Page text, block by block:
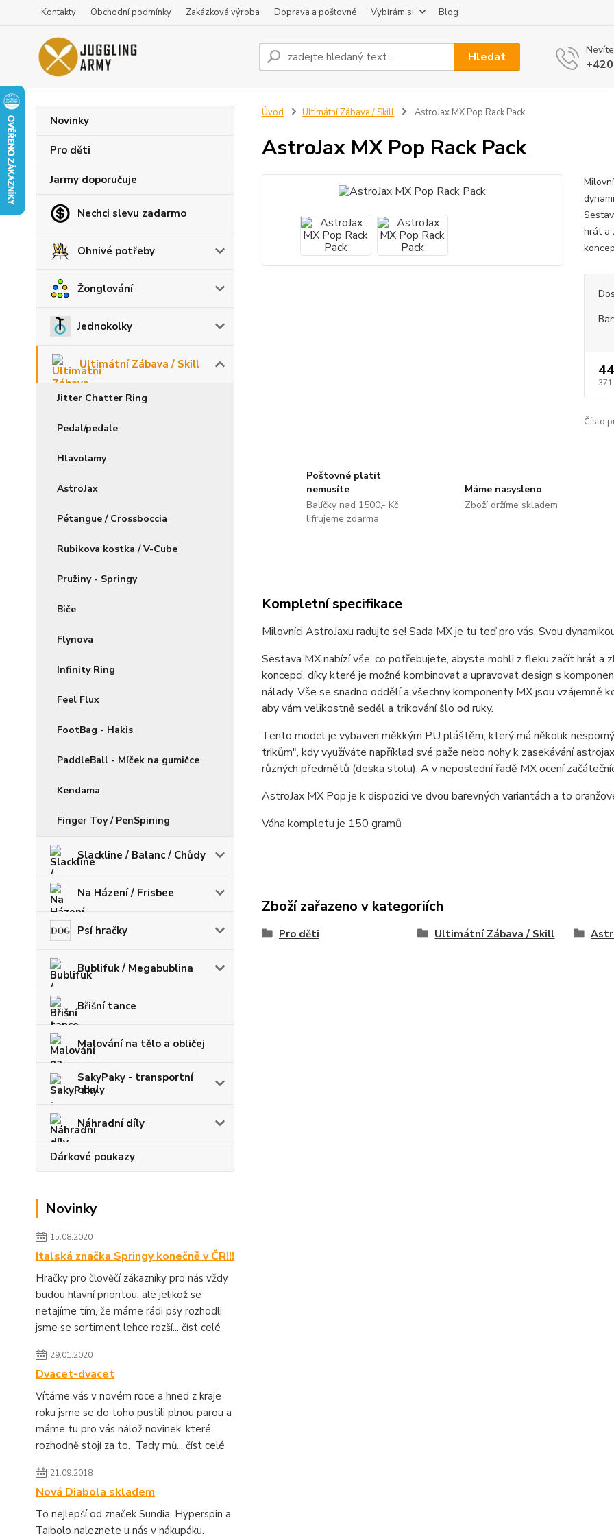
Kontakty Obchodní podmínky Zakázková výroba Doprava a poštovné Vybírám si Blog
Hledat
Novinky
Pro děti
Jarmy doporučuje
Nechci slevu zadarmo
Ohnivé potřeby
Žonglování
Jednokolky
Ultimátní Zábava / Skill
Jitter Chatter Ring
Pedal/pedale
Hlavolamy
AstroJax
Pétangue / Crossboccia
Rubikova kostka / V-Cube
Pružiny - Springy
Biče
Flynova
Infinity Ring
Feel Flux
FootBag - Hakis
PaddleBall - Míček na gumičce
Kendama
Finger Toy / PenSpining
Slackline / Balanc / Chůdy
Na Házení / Frisbee
Psí hračky
Bublifuk / Megabublina
Břišní tance
Malování na tělo a obličej
SakyPaky - transportní
obaly
Náhradní díly
Dárkové poukazy
Novinky
15.08.2020
Italská značka Springy konečně v ČR!!!
Hračky pro člověčí zákazníky pro nás vždy
budou hlavní prioritou, ale jelikož se
netajíme tím, že máme rádi psy rozhodli
jsme se sortiment lehce rozší... číst celé
29.01.2020
Dvacet-dvacet
Vítáme vás v novém roce a hned z kraje
roku jsme se do toho pustili plnou parou a
máme tu pro vás nálož novinek, které
rozhodně stojí za to. Tady mů... číst celé
21.09.2018
Nová Diabola skladem
To nejlepší od značek Sundia, Hyperspin a
Taibolo naleznete u nás v nákupáku.
Úvod Ultimátní Zábava / Skill AstroJax MX Pop Rack Pack
AstroJax MX Pop Rack Pack
hrát a
371
Číslo
Poštovné platit
nemusíte
Balíčky nad 1500,- Kč
lifrujeme zdarma
Máme nasysleno
Zboží držíme skladem
Kompletní specifikace
Milovníci AstroJaxu radujte se! Sada MX je tu teď pro vás. Svou
Sestava MX nabízí vše, co potřebujete, abyste mohli z fleku začít hrát a
koncepci, díky které je možné kombinovat a upravovat design s
nálady. Vše se snadno oddělí a všechny komponenty MX jsou vzájemně
aby vám velikostně seděl a trikování šlo od ruky.
Tento model je vybaven měkkým PU pláštěm, který má několik
trikům", kdy využíváte například své paže nebo nohy k zasekávání
různých předmětů (deska stolu). A v neposlední řadě MX ocení
AstroJax MX Pop je k dispozici ve dvou barevných variantách a to
Váha kompletu je 150 gramů
Zboží zařazeno v kategoriích
Pro děti Ultimátní Zábava / Skill